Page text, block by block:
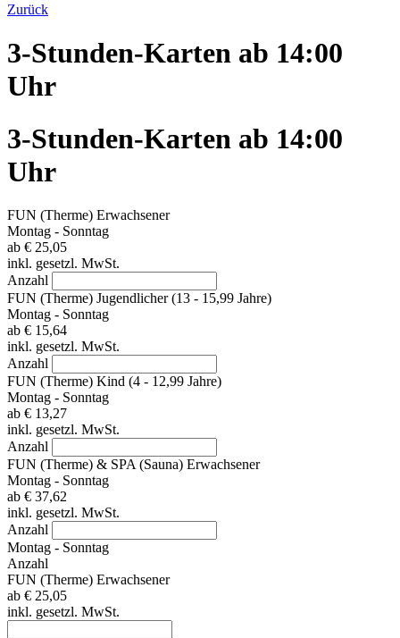
Zurück
3-Stunden-Karten ab 14:00
Uhr
3-Stunden-Karten ab 14:00
Uhr
FUN (Therme) Erwachsener
Montag - Sonntag
ab € 25,05
inkl. gesetzl. MwSt.
Anzahl
FUN (Therme) Jugendlicher (13 - 15,99 Jahre)
Montag - Sonntag
ab € 15,64
inkl. gesetzl. MwSt.
Anzahl
FUN (Therme) Kind (4 - 12,99 Jahre)
Montag - Sonntag
ab € 13,27
inkl. gesetzl. MwSt.
Anzahl
FUN (Therme) & SPA (Sauna) Erwachsener
Montag - Sonntag
ab € 37,62
inkl. gesetzl. MwSt.
Anzahl
Montag - Sonntag
Anzahl
FUN (Therme) Erwachsener
ab € 25,05
inkl. gesetzl. MwSt.